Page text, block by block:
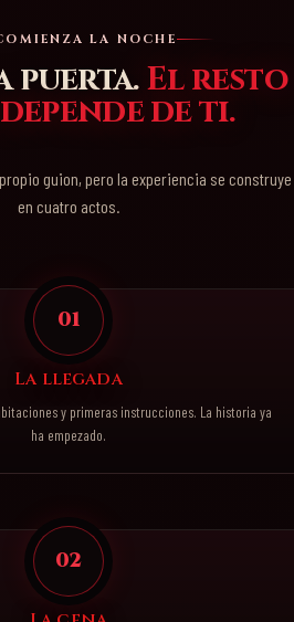
LA NOCHE
puerta.El resto
de ti.
guion, pero la experiencia se construye
en cuatro actos.
01
La llegada
y primeras instrucciones. La historia ya
ha empezado.
02